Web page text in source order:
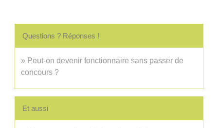
Questions ? Réponses !
Peut-on devenir fonctionnaire sans passer de
concours ?
Et aussi